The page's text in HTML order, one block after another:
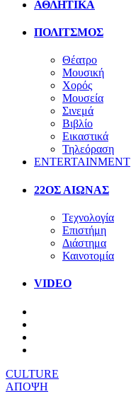
ΑΘΛΗΤΙΚΑ
ΠΟΛΙΤΣΜΟΣ
Θέατρο
Μουσική
Χορός
Μουσεία
Σινεμά
Βιβλίο
Εικαστικά
Τηλεόραση
ENTERTAINMENT
22ΟΣ ΑΙΩΝΑΣ
Τεχνολογία
Επιστήμη
Διάστημα
Καινοτομία
VIDEO
CULTURE
ΑΠΟΨΗ